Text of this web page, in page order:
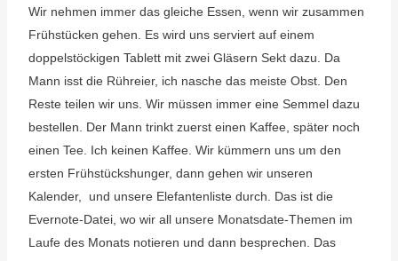
Wir nehmen immer das gleiche Essen, wenn wir zusammen
Frühstücken gehen. Es wird uns serviert auf einem
doppelstöckigen Tablett mit zwei Gläsern Sekt dazu. Da
Mann isst die Rühreier, ich nasche das meiste Obst. Den
Reste teilen wir uns. Wir müssen immer eine Semmel dazu
bestellen. Der Mann trinkt zuerst einen Kaffee, später noch
einen Tee. Ich keinen Kaffee. Wir kümmern uns um den
ersten Frühstückshunger, dann gehen wir unseren
Kalender, und unsere Elefantenliste durch. Das ist die
Evernote-Datei, wo wir all unsere Monatsdate-Themen im
Laufe des Monats notieren und dann besprechen. Das